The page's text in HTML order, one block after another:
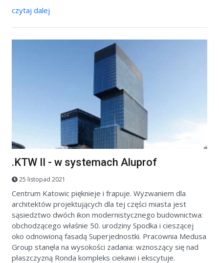
czytaj dalej
.KTW II - w systemach Aluprof
25 listopad 2021
Centrum Katowic pięknieje i frapuje. Wyzwaniem dla
architektów projektujących dla tej części miasta jest
sąsiedztwo dwóch ikon modernistycznego budownictwa:
obchodzącego właśnie 50. urodziny Spodka i cieszącej
oko odnowioną fasadą Superjednostki. Pracownia Medusa
Group stanęła na wysokości zadania: wznoszący się nad
płaszczyzną Ronda kompleks ciekawi i ekscytuje.